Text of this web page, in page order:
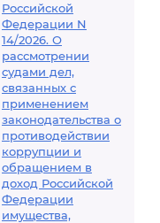
Российской
Федерации N
14/2026. О
рассмотрении
судами дел,
связанных с
применением
законодательства о
противодействии
коррупции и
обращением в
доход Российской
Федерации
имущества,